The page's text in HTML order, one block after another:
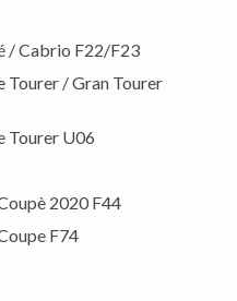
/ Cabrio F22/F23
Tourer / Gran Tourer
Tourer U06
2020 F44
F74